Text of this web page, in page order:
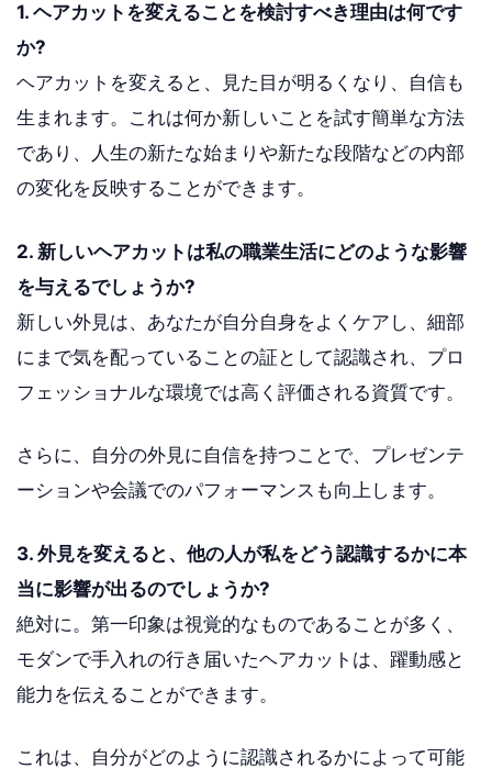
1. ヘアカットを変えることを検討すべき理由は何です
か?
ヘアカットを変えると、見た目が明るくなり、自信も
生まれます。これは何か新しいことを試す簡単な方法
であり、人生の新たな始まりや新たな段階などの内部
の変化を反映することができます。
2. 新しいヘアカットは私の職業生活にどのような影響
を与えるでしょうか?
新しい外見は、あなたが自分自身をよくケアし、細部
にまで気を配っていることの証として認識され、プロ
フェッショナルな環境では高く評価される資質です。
さらに、自分の外見に自信を持つことで、プレゼンテ
ーションや会議でのパフォーマンスも向上します。
3. 外見を変えると、他の人が私をどう認識するかに本
当に影響が出るのでしょうか?
絶対に。第一印象は視覚的なものであることが多く、
モダンで手入れの行き届いたヘアカットは、躍動感と
能力を伝えることができます。
これは、自分がどのように認識されるかによって可能